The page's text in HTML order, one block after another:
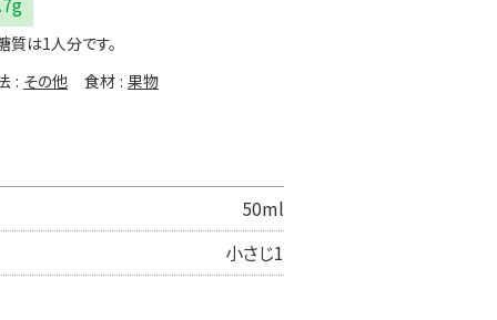
質は1人分です。
その他 食材 果物
50ml
小さじ1